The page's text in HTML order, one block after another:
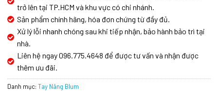
trở lên tại TP.HCM và khu vực có chi nhánh.
Sản phẩm chính hãng, hóa đơn chứng từ đầy đủ.
Xử lý lỗi nhanh chóng sau khi tiếp nhận, bảo hành bảo trì tại
nhà.
Liên hệ ngay 096.775.4648 để được tư vấn và nhận được
thêm ưu đãi.
Danh mục: Tay Nâng Blum